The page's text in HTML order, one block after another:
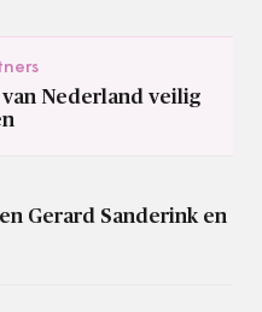
Nederland veilig
Gerard Sanderink en